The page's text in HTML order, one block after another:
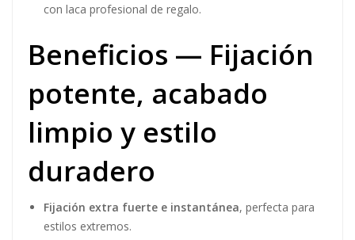
con laca profesional de regalo.
Beneficios — Fijación
potente, acabado
limpio y estilo
duradero
Fijación extra fuerte e instantánea, perfecta para
estilos extremos.